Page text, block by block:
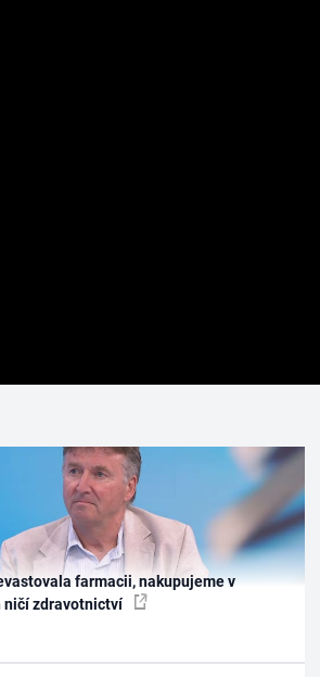
farmacii, nakupujeme v
ničí zdravotnictví